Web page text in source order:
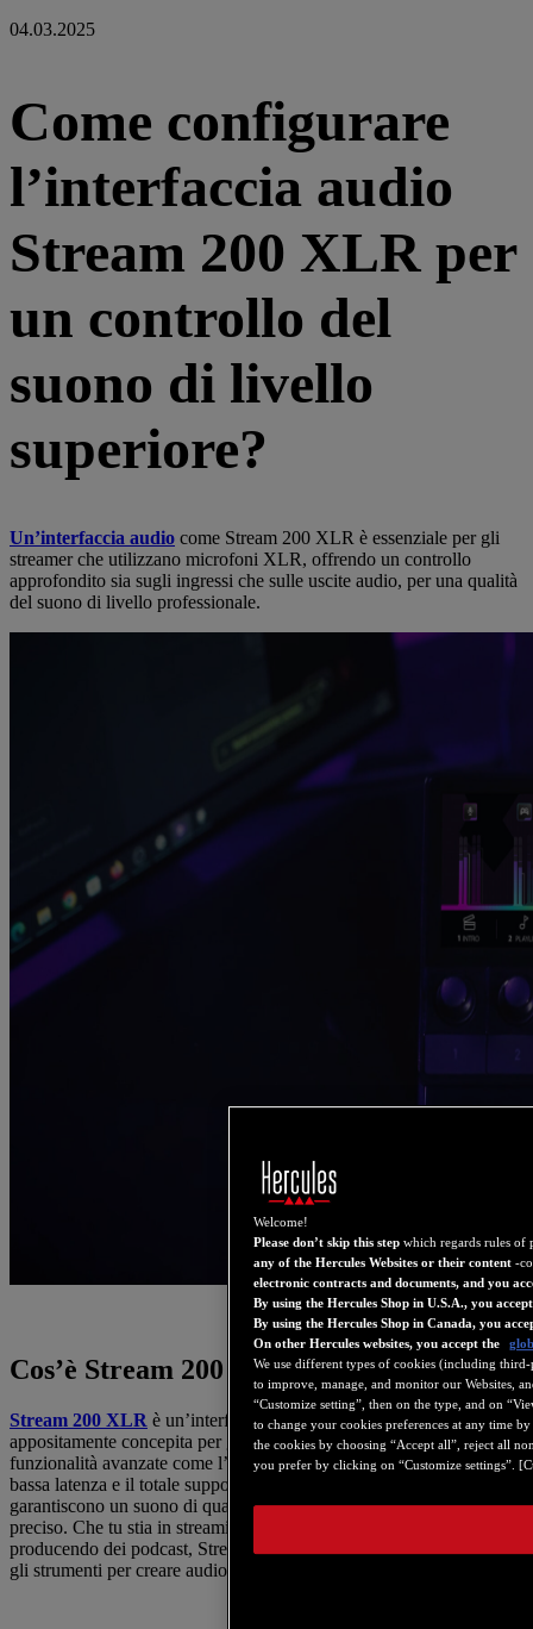
04.03.2025
Come configurare
l’interfaccia audio
Stream 200 XLR per
un controllo del
suono di livello
superiore?
Un’interfaccia audio come Stream 200 XLR è essenziale per gli
streamer che utilizzano microfoni XLR, offrendo un controllo
approfondito sia sugli ingressi che sulle uscite audio, per una qualità
del suono di livello professionale.
Cos’è Stream 200 XLR?
Stream 200 XLR è un’interfaccia audio di alta qualità
appositamente concepita per gli streamer e i content creator. Offre
funzionalità avanzate come l’elaborazione audio multicanale, la
bassa latenza e il totale supporto dei microfoni XLR, che
garantiscono un suono di qualità professionale, ricco, chiaro e
preciso. Che tu stia in streaming su Twitch, YouTube, oppure tu stia
producendo dei podcast, Stream 200 XLR mette a tua disposizione
gli strumenti per creare audio di qualità broadcast.
Welcome!
Please don’t skip this stepwhich regards rules of
any of the Hercules Websites or their content-
electronic contracts and documents, and you
By using the Hercules Shop in U.S.A., you
By using the Hercules Shop in Canada, you
On other Hercules websites, you accept the
We use different types of cookies (including
to improve, manage, and monitor our Websites,
“Customize setting”, then on the type, and on
to change your cookies preferences at any time
the cookies by choosing “Accept all”, reject all
you prefer by clicking on “Customize settings”.